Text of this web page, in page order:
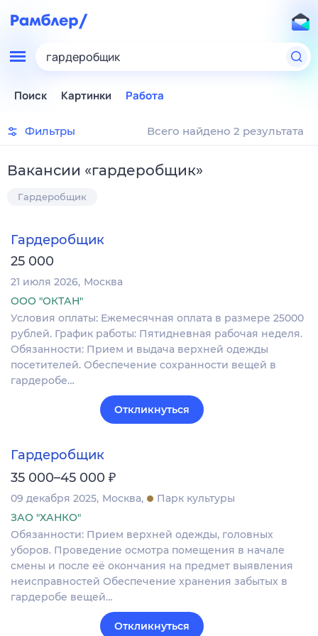
гардеробщик
Поиск Картинки Работа
Фильтры Всего найдено 2 результата
Вакансии «гардеробщик»
Гардеробщик
Гардеробщик
25 000
21 июля 2026 Москва
ООО "ОКТАН"
Условия оплаты: Ежемесячная оплата в размере 25000
рублей. График работы: Пятидневная рабочая неделя.
Обязанности: Прием и выдача верхней одежды
посетителей. Обеспечение сохранности вещей в
гардеробе…
Откликнуться
Гардеробщик
35 000–45 000 ₽
09 декабря 2025 Москва
Парк культуры
ЗАО "ХАНКО"
Обязанности: Прием верхней одежды, головных
уборов. Проведение осмотра помещения в начале
смены и после её окончания на предмет выявления
неисправностей Обеспечение хранения забытых в
гардеробе вещей…
Откликнуться